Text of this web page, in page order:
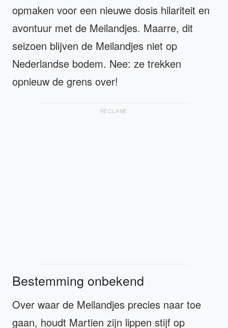
opmaken voor een nieuwe dosis hilariteit en
avontuur met de Meilandjes. Maarre, dit
seizoen blijven de Meilandjes niet op
Nederlandse bodem. Nee: ze trekken
opnieuw de grens over!
RECLAME
Bestemming onbekend
Over waar de Meilandjes precies naar toe
gaan, houdt Martien zijn lippen stijf op